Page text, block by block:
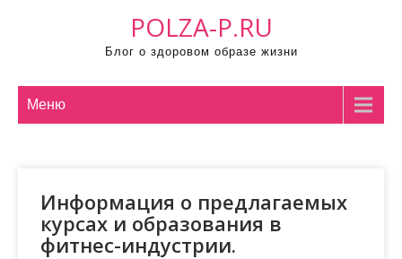
POLZA-P.RU
Блог о здоровом образе жизни
Меню
Информация о предлагаемых
курсах и образования в
фитнес-индустрии.